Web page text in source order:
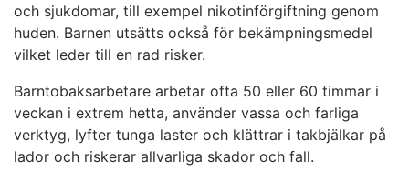
och sjukdomar, till exempel nikotinförgiftning genom
huden. Barnen utsätts också för bekämpningsmedel
vilket leder till en rad risker.
Barntobaksarbetare arbetar ofta 50 eller 60 timmar i
veckan i extrem hetta, använder vassa och farliga
verktyg, lyfter tunga laster och klättrar i takbjälkar på
lador och riskerar allvarliga skador och fall.